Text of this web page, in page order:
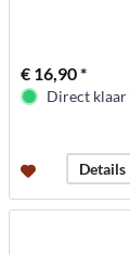
€ 16,90 *
Direct klaar
Details